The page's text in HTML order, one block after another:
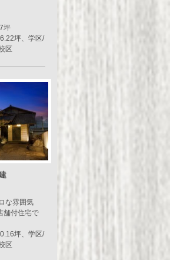
坪
坪、学区/
区
な雰囲気
舗付住宅で
坪、学区/
区